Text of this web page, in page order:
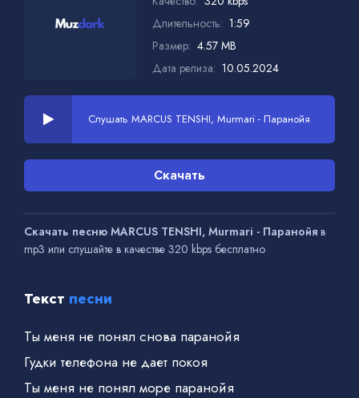
Длительность: 1:59
Размер: 4.57 MB
Дата релиза: 10.05.2024
Слушать MARCUS TENSHI, Murmari - Паранойя
Скачать
Скачать песню MARCUS TENSHI, Murmari - Паранойя в
mp3 или слушайте в качестве 320 kbps бесплатно
Текст песни
Ты меня не понял снова паранойя
Гудки телефона не дает покоя
Ты меня не понял море паранойя